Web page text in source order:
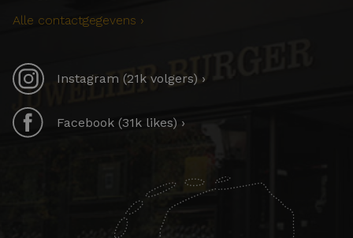
Alle contactgegevens ›
Instagram (21k volgers) ›
Facebook (31k likes) ›